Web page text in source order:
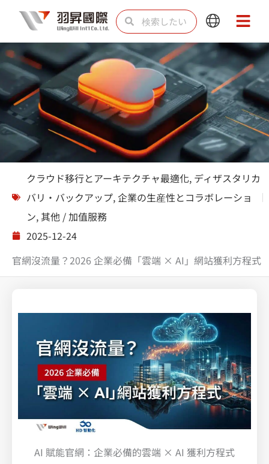
を
ス
キ
プ
検
索 索
Main
Menu
Main
Menu
ソリューション
クラウド移行とアーキテクチャ最適化, ディザスタリカ
バリ・バックアップ,企業の生産性とコラボレーショ
ン, 其他 / 加值服務
2025-12-24
官網沒流量？2026 企業必備「雲端 × AI」網站獲利方程式
AI 賦能官網：企業必備的雲端 × AI 獲利方程式